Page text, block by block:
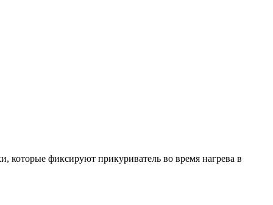
которые фиксируют прикуриватель во время нагрева в